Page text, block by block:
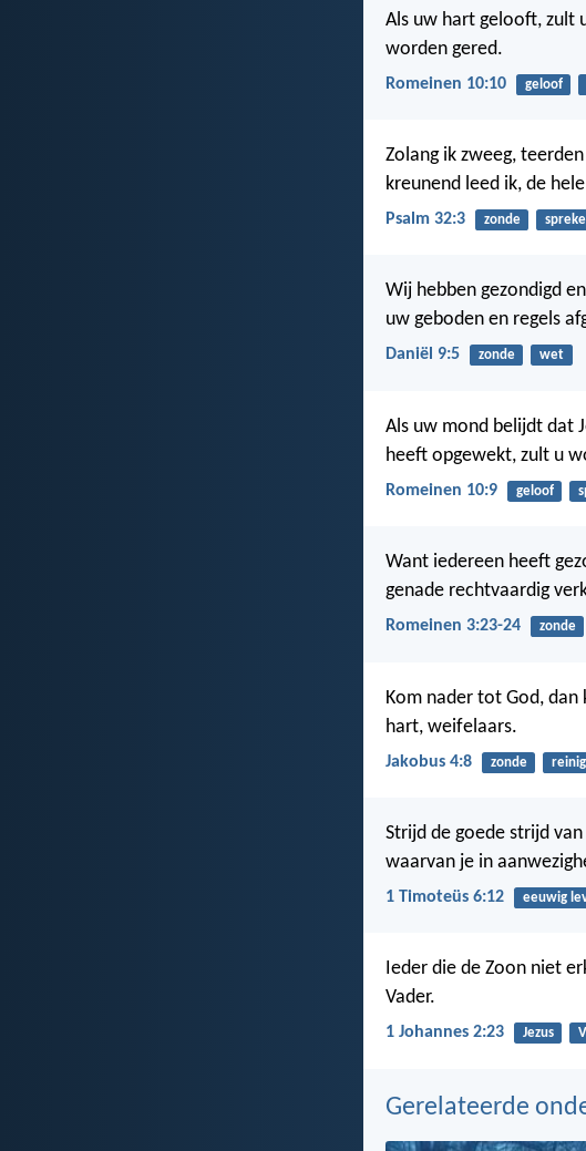
Als uw hart gelooft, zult
worden gered.
Romeinen 10:10 geloof
Zolang ik zweeg,
kreunend leed ik, de
Psalm 32:3 zonde
Wij hebben gezondigd
uw geboden en regels
Daniël 9:5 zonde wet
Als uw mond belijdt dat
heeft opgewekt, zult u
Romeinen 10:9 geloof
Want iedereen heeft
genade rechtvaardig
Romeinen 3:23-24 zonde
Kom nader tot God,
hart, weifelaars.
Jakobus 4:8 zonde
Strijd de goede strijd
waarvan je in
1 Timoteüs 6:12 eeuwig
Ieder die de Zoon niet
Vader.
1 Johannes 2:23 Jezus
Gerelateerde